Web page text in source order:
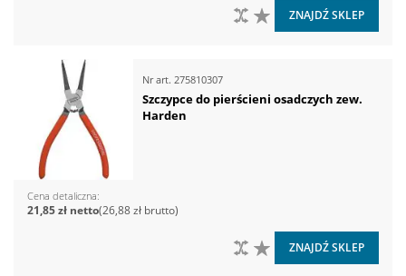
DO LISTY ŻYCZEŃ
DO PORÓWNANIA
ZNAJDŹ SKLEP
Nr art. 275810307
Szczypce do pierścieni osadczych zew.
Harden
Cena detaliczna
26,88 zł
21,85 zł
DO LISTY ŻYCZEŃ
DO PORÓWNANIA
ZNAJDŹ SKLEP